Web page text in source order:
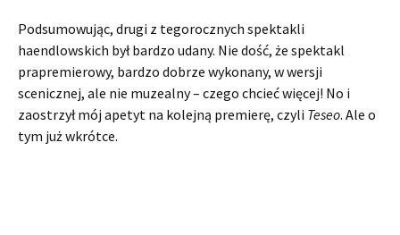
Podsumowując, drugi z tegorocznych spektakli
haendlowskich był bardzo udany. Nie dość, że spektakl
prapremierowy, bardzo dobrze wykonany, w wersji
scenicznej, ale nie muzealny – czego chcieć więcej! No i
zaostrzył mój apetyt na kolejną premierę, czyli Teseo. Ale o
tym już wkrótce.